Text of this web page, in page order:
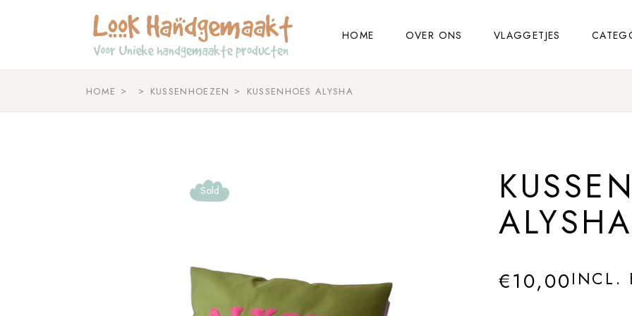
HOME OVER ONS VLAGGETJES
HOME KUSSENHOEZEN KUSSENHOES ALYSHA
Sold
ALYSHA
€10,00INCL.